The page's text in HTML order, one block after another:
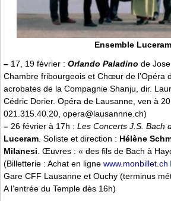
Ensemble Luceram
– 17, 19 février : Orlando Paladino de
Chambre fribourgeois et Chœur de l’Opéra
acrobates de la Compagnie Shanju, dir.
Cédric Dorier. Opéra de Lausanne, ven à
021.315.40.20, opera@lausannne.ch)
– 26 février à 17h : Les Concerts J.S. Bach
Luceram. Soliste et direction : Hélène
Milanesi. Œuvres : « des fils de Bach à
(Billetterie : Achat en ligne www.monbillet.ch
Gare CFF Lausanne et Ouchy (terminus
A l’entrée du Temple dès 16h)